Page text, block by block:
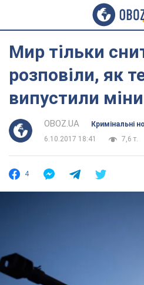
Мир тільки
розповіли, як
випустили
OBOZ.UA
Кримінальні
6.10.2017 18:41
7,6 т.
4